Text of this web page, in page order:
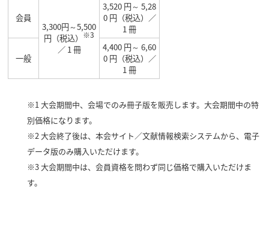
会員
3,300円～5,500
円（税込） ※3
／ 1 冊
3,520 円～ 5,28
0 円（税込）／
1 冊
一般
4,400 円～ 6,60
0 円（税込）／
1 冊
※1 大会期間中、会場でのみ冊子版を販売します。大会期間中の特
別価格になります。
※2 大会終了後は、本会サイト／文献情報検索システムから、電子
データ版のみ購入いただけます。
※3 大会期間中は、会員資格を問わず同じ価格で購入いただけま
す。